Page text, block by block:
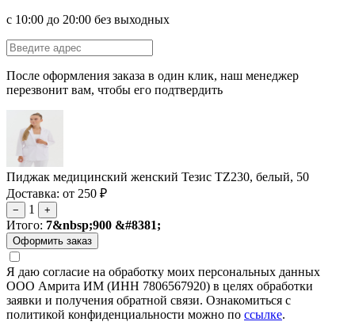
с 10:00 до 20:00 без выходных
После оформления заказа в один клик, наш менеджер
перезвонит вам, чтобы его подтвердить
Пиджак медицинский женский Тезис TZ230, белый, 50
Доставка: от 250 ₽
− 1 +
Итого: 7&nbsp;900 &#8381;
Я даю согласие на обработку моих персональных данных
ООО Амрита ИМ (ИНН 7806567920) в целях обработки
заявки и получения обратной связи. Ознакомиться с
политикой конфиденциальности можно по ссылке.